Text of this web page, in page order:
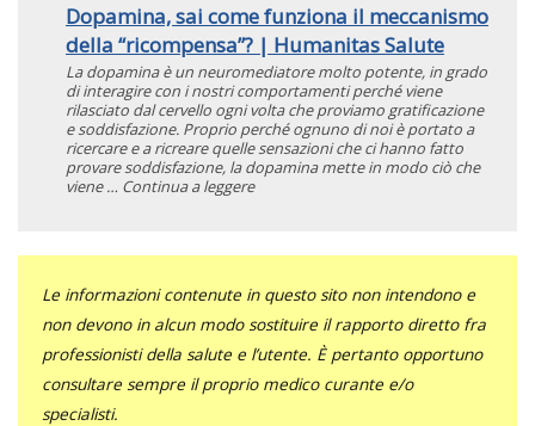
Dopamina, sai come funziona il meccanismo
della “ricompensa”? | Humanitas Salute
La dopamina è un neuromediatore molto potente, in grado
di interagire con i nostri comportamenti perché viene
rilasciato dal cervello ogni volta che proviamo gratificazione
e soddisfazione. Proprio perché ognuno di noi è portato a
ricercare e a ricreare quelle sensazioni che ci hanno fatto
provare soddisfazione, la dopamina mette in modo ciò che
viene … Continua a leggere
Le informazioni contenute in questo sito non intendono e
non devono in alcun modo sostituire il rapporto diretto fra
professionisti della salute e l’utente. È pertanto opportuno
consultare sempre il proprio medico curante e/o
specialisti.